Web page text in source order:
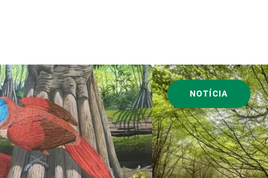
NOTÍCIA